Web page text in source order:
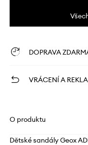
DOPRAVA
VRÁCENÍ A
O produktu
Dětské sandály Geox